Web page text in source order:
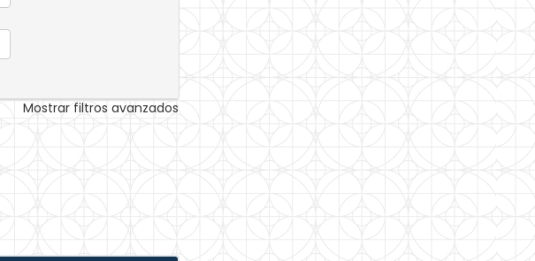
Mostrar filtros avanzados